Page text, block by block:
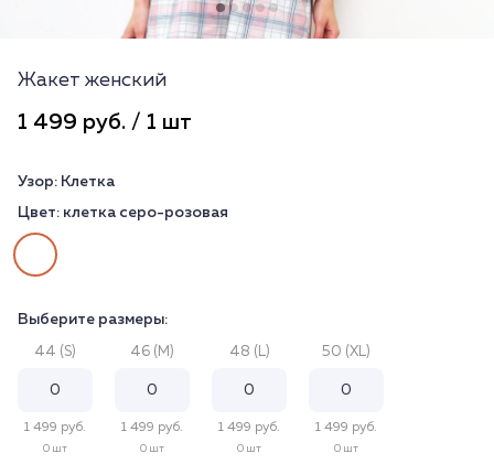
Жакет женский
1 499 руб. / 1 шт
Узор: Клетка
Цвет: клетка серо-розовая
Выберите размеры:
44 (S)
1 499 руб.
0 шт
46 (M)
1 499 руб.
0 шт
48 (L)
1 499 руб.
0 шт
50 (XL)
1 499 руб.
0 шт